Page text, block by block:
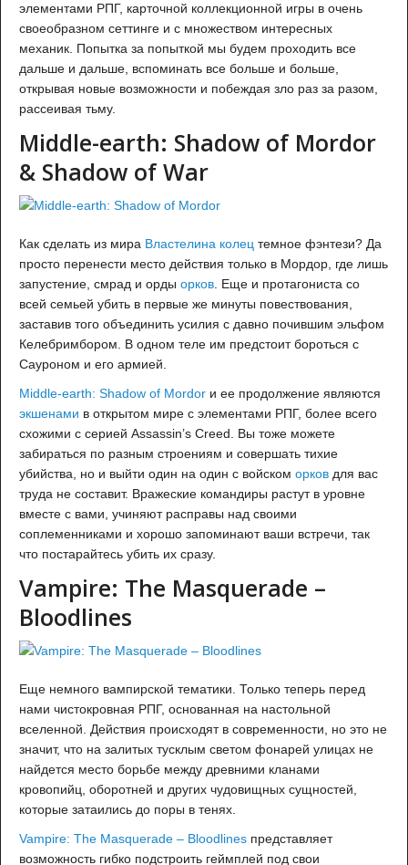
элементами РПГ, карточной коллекционной игры в очень
своеобразном сеттинге и с множеством интересных
механик. Попытка за попыткой мы будем проходить все
дальше и дальше, вспоминать все больше и больше,
открывая новые возможности и побеждая зло раз за разом,
рассеивая тьму.
Middle-earth: Shadow of Mordor
& Shadow of War
Как сделать из мира Властелина колец темное фэнтези? Да
просто перенести место действия только в Мордор, где лишь
запустение, смрад и ордыорков . Еще и протагониста со
всей семьей убить в первые же минуты повествования,
заставив того объединить усилия с давно почившим эльфом
Келебримбором. В одном теле им предстоит бороться с
Сауроном и его армией.
Middle-earth: Shadow of Mordor и ее продолжение являются
экшенами в открытом мире с элементами РПГ, более всего
схожими с серией Assassin’s Creed. Вы тоже можете
забираться по разным строениям и совершать тихие
убийства, но и выйти один на один с войскоморков для вас
труда не составит. Вражеские командиры растут в уровне
вместе с вами, учиняют расправы над своими
соплеменниками и хорошо запоминают ваши встречи, так
что постарайтесь убить их сразу.
Vampire: The Masquerade –
Bloodlines
Еще немного вампирской тематики. Только теперь перед
нами чистокровная РПГ, основанная на настольной
вселенной. Действия происходят в современности, но это не
значит, что на залитых тусклым светом фонарей улицах не
найдется место борьбе между древними кланами
кровопийц, оборотней и других чудовищных сущностей,
которые затаились до поры в тенях.
Vampire: The Masquerade – Bloodlines представляет
возможность гибко подстроить геймплей под свои